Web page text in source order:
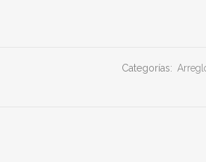
Categorías: